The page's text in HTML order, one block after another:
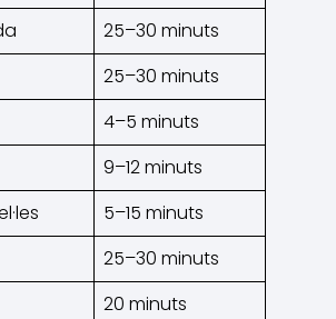
25–30 minuts
25–30 minuts
4–5 minuts
9–12 minuts
5–15 minuts
25–30 minuts
20 minuts